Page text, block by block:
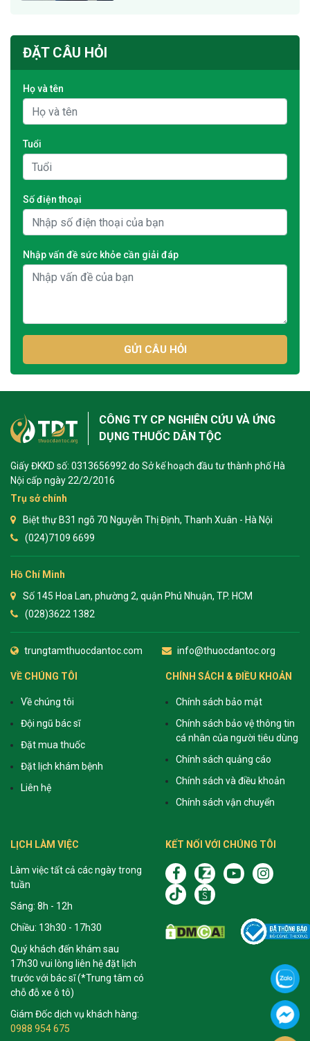
ĐẶT CÂU HỎI
Họ và tên
Tuổi
Số điện thoại
Nhập vấn đề sức khỏe cần giải đáp
GỬI CÂU HỎI
CÔNG TY CP NGHIÊN CỨU VÀ ỨNG
DỤNG THUỐC DÂN TỘC
Giấy ĐKKD số: 0313656992 do Sở kế hoạch đầu tư thành phố Hà
Nội cấp ngày 22/2/2016
Trụ sở chính
Biệt thự B31 ngõ 70 Nguyễn Thị Định, Thanh Xuân - Hà Nội
(024)7109 6699
Hồ Chí Minh
Số 145 Hoa Lan, phường 2, quận Phú Nhuận, TP. HCM
(028)3622 1382
trungtamthuocdantoc.com info@thuocdantoc.org
VỀ CHÚNG TÔI
Về chúng tôi
Đội ngũ bác sĩ
Đặt mua thuốc
Đặt lịch khám bệnh
Liên hệ
CHÍNH SÁCH & ĐIỀU KHOẢN
Chính sách bảo mật
Chính sách bảo vệ thông tin
cá nhân của người tiêu dùng
Chính sách quảng cáo
Chính sách và điều khoản
Chính sách vận chuyển
LỊCH LÀM VIỆC
Làm việc tất cả các ngày trong
tuần
Sáng: 8h - 12h
Chiều: 13h30 - 17h30
Quý khách đến khám sau
17h30 vui lòng liên hệ đặt lịch
trước với bác sĩ (*Trung tâm có
chỗ đỗ xe ô tô)
Giám Đốc dịch vụ khách hàng:
0988 954 675
KẾT NỐI VỚI CHÚNG TÔI